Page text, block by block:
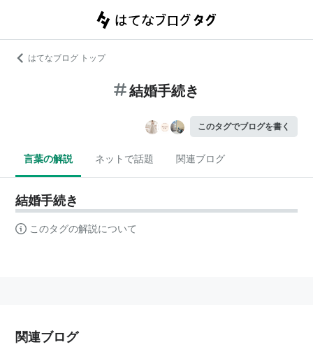
はてなブログ トップ
結婚手続き
このタグでブログを書く
言葉の解説 ネットで話題 関連ブログ
結婚手続き
このタグの解説について
関連ブログ